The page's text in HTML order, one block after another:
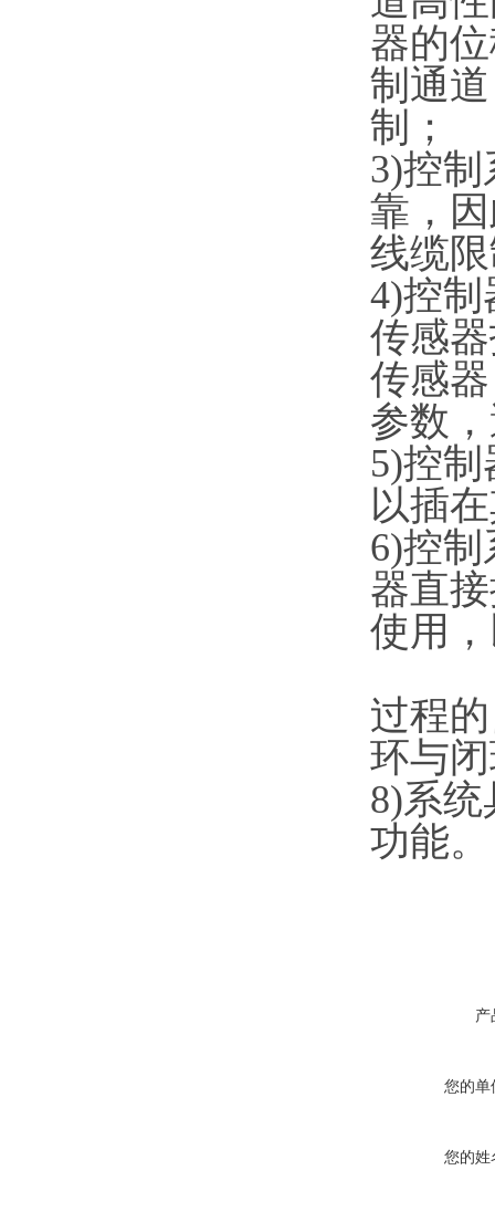
器的
制通
3)控
靠，
线
4)控
传感
传感
参数
5)控
以插
6)控
器直
使用
过程
环
8)系
功能。
产
您的单
您的姓